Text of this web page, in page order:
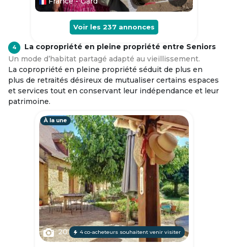
Voir les 237 annonces
4
La copropriété en pleine propriété entre Seniors
Un mode d’habitat partagé adapté au vieillissement.
La copropriété en pleine propriété séduit de plus en
plus de retraités désireux de mutualiser certains espaces
et services tout en conservant leur indépendance et leur
patrimoine.
À la une
20 4 co-acheteurs souhaitent venir visiter